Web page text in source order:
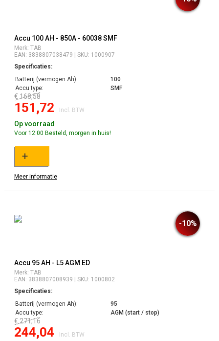
Accu 100 AH - 850A - 60038 SMF
Merk: TAB
EAN: 3838807038479 | SKU: 1000907
Specificaties:
Batterij (vermogen Ah):
100
Accu type:
SMF
€ 168,58
151,72 Incl. BTW
Op voorraad
Voor 12:00 Besteld, morgen in huis!
+
Meer informatie
-10%
Accu 95 AH - L5 AGM ED
Merk: TAB
EAN: 3838807008939 | SKU: 1000802
Specificaties:
Batterij (vermogen Ah):
95
Accu type:
AGM (start / stop)
€ 271,16
244,04 Incl. BTW